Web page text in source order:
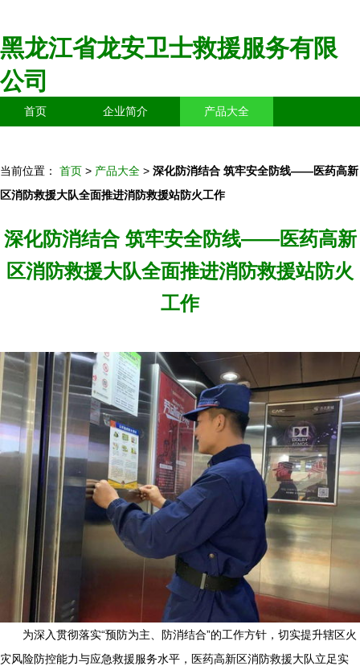
黑龙江省龙安卫士救援服务有限
公司
首页 企业简介 产品大全
当前位置： 首页 > 产品大全 > 深化防消结合 筑牢安全防线——医药高新
区消防救援大队全面推进消防救援站防火工作
深化防消结合 筑牢安全防线——医药高新
区消防救援大队全面推进消防救援站防火
工作
为深入贯彻落实“预防为主、防消结合”的工作方针，切实提升辖区火
灾风险防控能力与应急救援服务水平，医药高新区消防救援大队立足实